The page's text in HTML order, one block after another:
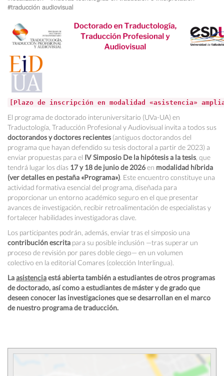
#traducción audiovisual
[Plazo de inscripción en modalidad «asistencia»
El programa de doctorado interuniversitario (UVa-UA) en
Traductología, Traducción Profesional y Audiovisual invita a todos sus
doctorandos y doctores recientes (antiguos doctorandos del
programa que hayan defendido su tesis doctoral a partir de 2023) a
enviar propuestas para el IV Simposio De la hipótesis a la tesis , que
tendrá lugar los días 17 y 18 de junio de 2026en modalidad híbrida
(ver detalles en pestaña «Programa») . Este encuentro constituye una
actividad formativa esencial del programa, diseñada para
proporcionar un entorno académico seguro en el que presentar
avances de investigación, recibir retroalimentación de especialistas y
fortalecer habilidades investigadoras clave.
Los participantes podrán, además, enviar tras el simposio una
contribución escrita para su posible inclusión —tras superar un
proceso de revisión por pares doble ciego— en un volumen
colectivo en la editorial Comares (colección Interlingua).
Laasistenciaestá abierta también a estudiantes de otros programas
de doctorado, así como a estudiantes de máster y de grado que
deseen conocer las investigaciones que se desarrollan en el marco
de nuestro programa de traducción.